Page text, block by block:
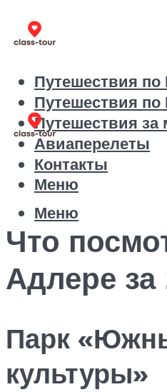
Путешествия по
Путешествия по
Путешествия за
Авиаперелеты
Контакты
Меню
Меню
Что
Адлере за
Парк
культуры»